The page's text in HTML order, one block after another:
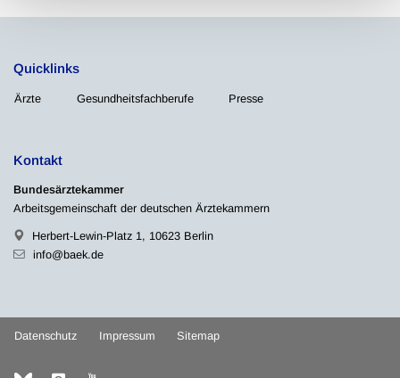
Quicklinks
Ärzte Gesundheitsfachberufe Presse
Kontakt
Bundesärztekammer
Arbeitsgemeinschaft der deutschen Ärztekammern
Herbert-Lewin-Platz 1, 10623 Berlin
info@baek.de
Datenschutz Impressum Sitemap